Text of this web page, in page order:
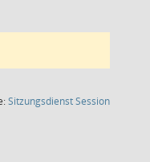
SitzungsdienstSession(Wird in